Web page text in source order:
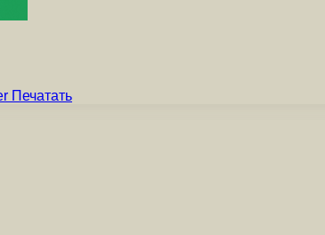
Печатать